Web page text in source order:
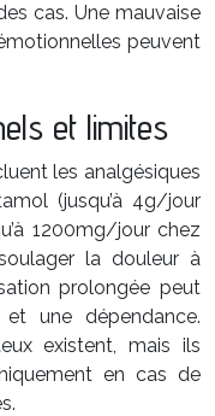
cas. Une mauvaise
peuvent
et limites
les analgésiques
(jusqu’à 4g/jour
1200mg/jour chez
la douleur à
prolongée peut
une dépendance.
existent, mais ils
en cas de